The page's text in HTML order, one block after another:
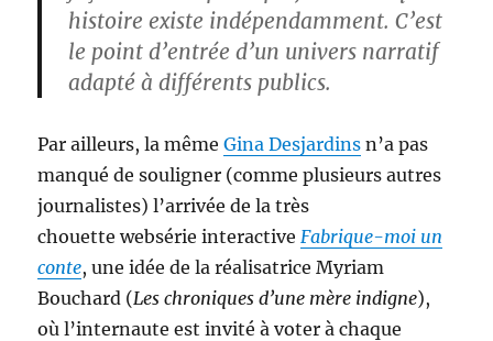
histoire existe indépendamment. C’est
le point d’entrée d’un univers narratif
adapté à différents publics.
Par ailleurs, la mêmeGina Desjardins n’a pas
manqué de souligner (comme plusieurs autres
journalistes) l’arrivée de la très
chouette websérie interactive Fabrique-moi un
conte, une idée de la réalisatrice Myriam
Bouchard (Les chroniques d’une mère indigne),
où l’internaute est invité à voter à chaque